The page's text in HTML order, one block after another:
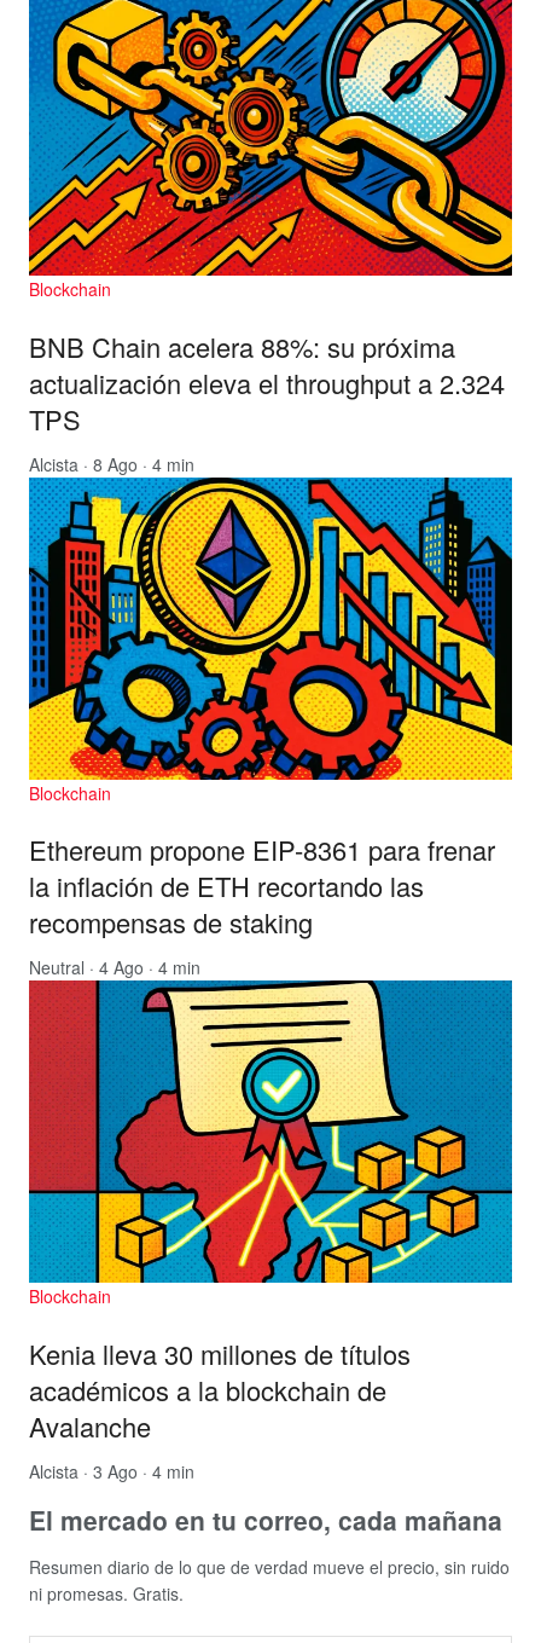
Blockchain
BNB Chain acelera 88%: su próxima
actualización eleva el throughput a 2.324
TPS
Alcista · 8 Ago · 4 min
Blockchain
Ethereum propone EIP-8361 para frenar
la inflación de ETH recortando las
recompensas de staking
Neutral · 4 Ago · 4 min
Blockchain
Kenia lleva 30 millones de títulos
académicos a la blockchain de
Avalanche
Alcista · 3 Ago · 4 min
El mercado en tu correo, cada mañana
Resumen diario de lo que de verdad mueve el precio, sin ruido
ni promesas. Gratis.